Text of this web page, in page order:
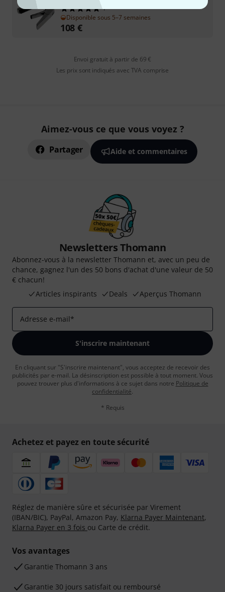
1
Disponible sous 5–7 semaines
108 €
Envoi gratuit à partir de 69 €
Les prix sont indiqués avec TVA comprise
Aimez-vous ce que vous voyez ?
Partager Aide et commentaires
Newsletters Thomann
Abonnez-vous à la newsletter Thomann et, avec un peu de
chance, gagnez l'un des 50 bons d'achat d'une valeur de 50
€ chacun!
Articles inspirants
Deals Aperçus Thomann
Adresse e-mail*
S'inscrire maintenant
En cliquant sur "S'inscrire maintenant", vous acceptez de recevoir des
publicités par e-mail. La désinscription est possible à tout moment. Vous
pouvez trouver plus d'informations à ce sujet dans notre Politique de
confidentialité.
* Requis
Achetez et payez en toute sécurité
Réglez de manière sûre et sécurisée par Virement
(IBAN/BIC), PayPal, Amazon Pay, Klarna Payer Maintenant,
Klarna Payer en 3 fois ou Carte de crédit.
Vos avantages
Ga­ran­tie Thomann 3 ans
Garantie 30 jours satisfait ou remboursé